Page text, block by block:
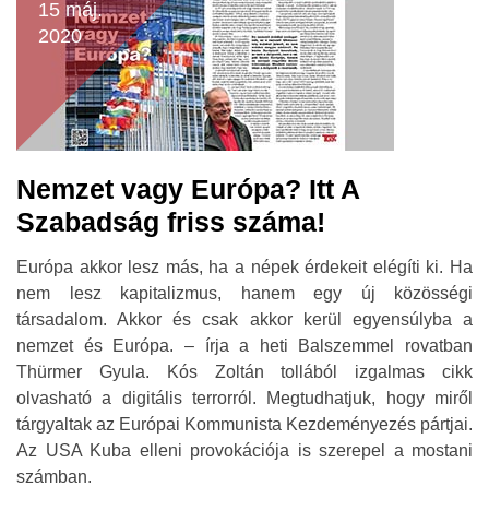
15 máj.
2020
Nemzet vagy Európa? Itt A
Szabadság friss száma!
Európa akkor lesz más, ha a népek érdekeit elégíti ki. Ha
nem lesz kapitalizmus, hanem egy új közösségi
társadalom. Akkor és csak akkor kerül egyensúlyba a
nemzet és Európa. – írja a heti Balszemmel rovatban
Thürmer Gyula. Kós Zoltán tollából izgalmas cikk
olvasható a digitális terrorról. Megtudhatjuk, hogy miről
tárgyaltak az Európai Kommunista Kezdeményezés pártjai.
Az USA Kuba elleni provokációja is szerepel a mostani
számban.